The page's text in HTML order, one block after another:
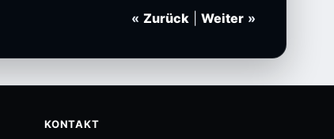
« Zurück Weiter »
KONTAKT